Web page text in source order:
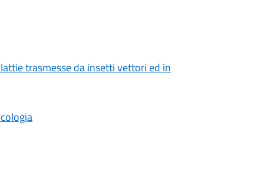
trasmesse da insetti vettori ed in